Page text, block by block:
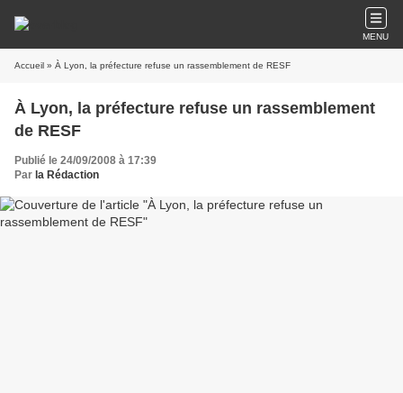
MENU
Accueil » À Lyon, la préfecture refuse un rassemblement de RESF
À Lyon, la préfecture refuse un rassemblement
de RESF
Publié le 24/09/2008 à 17:39
Par la Rédaction